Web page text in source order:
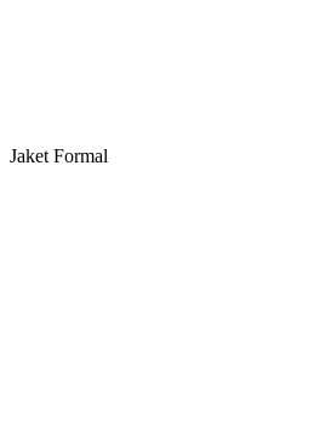
Jaket Formal